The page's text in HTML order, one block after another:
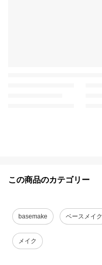
この商品のカテゴリー
basemake ベースメイク
メイク